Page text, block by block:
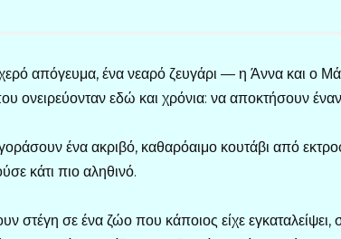
απόγευμα, ένα νεαρό ζευγάρι — η Άννα και ο
ονειρεύονταν εδώ και χρόνια: να αποκτήσουν
ένα ακριβό, καθαρόαιμο κουτάβι από
κάτι πιο αληθινό.
στέγη σε ένα ζώο που κάποιος είχε